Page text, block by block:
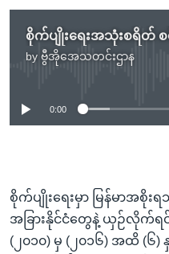
ကျော်
ကြည့်
ဘာသာစကားများ
စိုက်ပျိုးရေးအသုံးစရိတ် စ
by ဗွီအိုအေသတင်းဌာန
No media
0:00
စိုက်ပျိုးရေးမှာ မြန်မာအစို
အခြားနိုင်ငံတွေနဲ့ ယှဉ်လိုက်ရ
(၂၀၁၀) မှ (၂၀၁၆) အထိ (၆)